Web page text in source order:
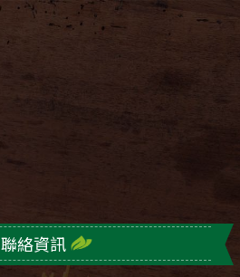
聯絡資訊